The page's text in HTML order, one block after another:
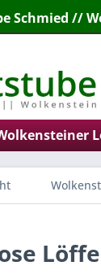
Schmied //